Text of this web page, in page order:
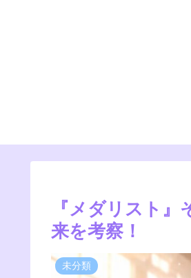
『メダリスト
来を考察！
未分類